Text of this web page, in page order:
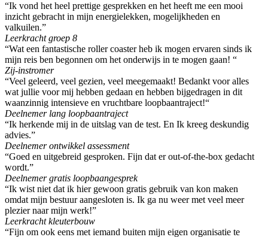
“Ik vond het heel prettige gesprekken en het heeft me een mooi
inzicht gebracht in mijn energielekken, mogelijkheden en
valkuilen.”
Leerkracht groep 8
“Wat een fantastische roller coaster heb ik mogen ervaren sinds ik
mijn reis ben begonnen om het onderwijs in te mogen gaan! “
Zij-instromer
“Veel geleerd, veel gezien, veel meegemaakt! Bedankt voor alles
wat jullie voor mij hebben gedaan en hebben bijgedragen in dit
waanzinnig intensieve en vruchtbare loopbaantraject!“
Deelnemer lang loopbaantraject
“Ik herkende mij in de uitslag van de test. En Ik kreeg deskundig
advies.”
Deelnemer ontwikkel assessment
“Goed en uitgebreid gesproken. Fijn dat er out-of-the-box gedacht
wordt.”
Deelnemer gratis loopbaangesprek
“Ik wist niet dat ik hier gewoon gratis gebruik van kon maken
omdat mijn bestuur aangesloten is. Ik ga nu weer met veel meer
plezier naar mijn werk!”
Leerkracht kleuterbouw
“Fijn om ook eens met iemand buiten mijn eigen organisatie te